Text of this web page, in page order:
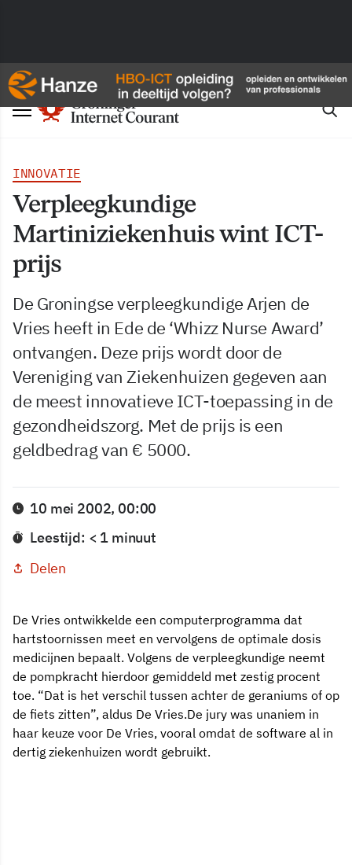
INNOVATIE
Verpleegkundige
Martiniziekenhuis wint ICT-
prijs
De Groningse verpleegkundige Arjen de
Vries heeft in Ede de ‘Whizz Nurse Award’
ontvangen. Deze prijs wordt door de
Vereniging van Ziekenhuizen gegeven aan
de meest innovatieve ICT-toepassing in de
gezondheidszorg. Met de prijs is een
geldbedrag van € 5000.
10 mei 2002, 00:00
Leestijd: < 1 minuut
Delen
De Vries ontwikkelde een computerprogramma dat
hartstoornissen meet en vervolgens de optimale dosis
medicijnen bepaalt. Volgens de verpleegkundige neemt
de pompkracht hierdoor gemiddeld met zestig procent
toe. “Dat is het verschil tussen achter de geraniums of op
de fiets zitten”, aldus De Vries.De jury was unaniem in
haar keuze voor De Vries, vooral omdat de software al in
dertig ziekenhuizen wordt gebruikt.